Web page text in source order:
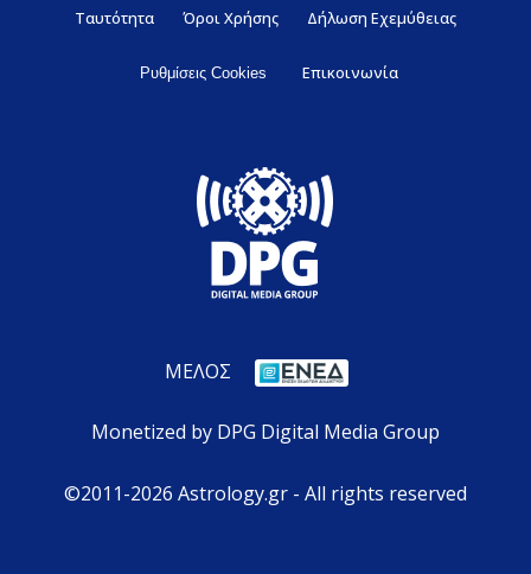
Ταυτότητα Όροι Χρήσης Δήλωση Εχεμύθειας
Ρυθμίσεις Cookies Επικοινωνία
ΜΕΛΟΣ
Monetized by DPG Digital Media Group
©2011-2026 Astrology.gr - All rights reserved